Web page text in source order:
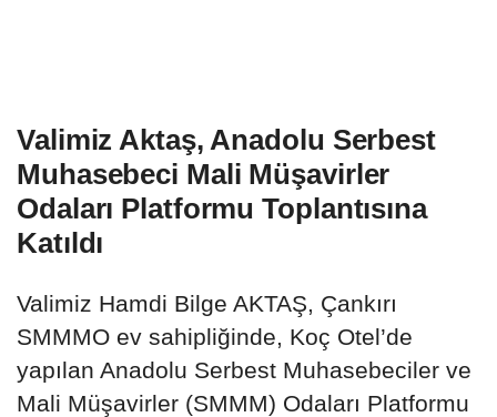
Valimiz Aktaş, Anadolu Serbest
Muhasebeci Mali Müşavirler
Odaları Platformu Toplantısına
Katıldı
Valimiz Hamdi Bilge AKTAŞ, Çankırı
SMMMO ev sahipliğinde, Koç Otel’de
yapılan Anadolu Serbest Muhasebeciler ve
Mali Müşavirler (SMMM) Odaları Platformu